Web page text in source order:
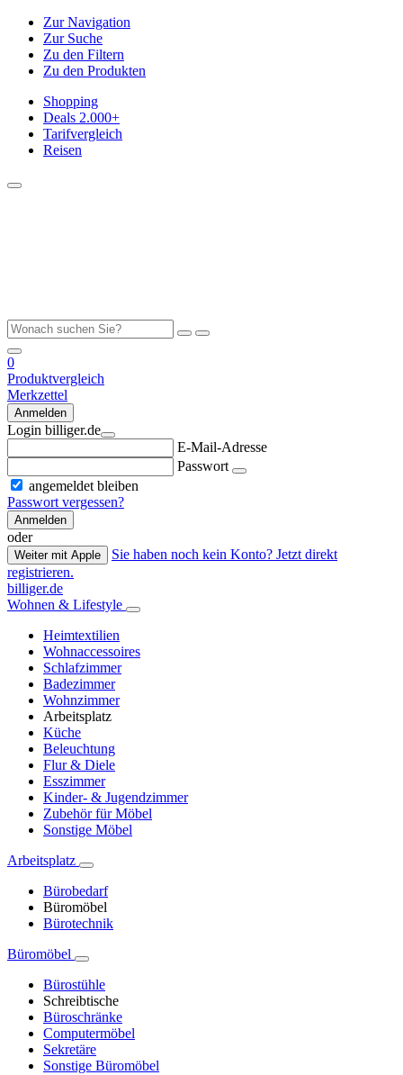
Zur Navigation
Zur Suche
Zu den Filtern
Zu den Produkten
Shopping
Deals 2.000+
Tarifvergleich
Reisen
0
Produktvergleich
Merkzettel
Anmelden
Login billiger.de
E-Mail-Adresse
Passwort
angemeldet bleiben
Passwort vergessen?
Anmelden
oder
Weiter mit Apple
Sie haben noch kein Konto? Jetzt direkt
registrieren.
billiger.de
Wohnen & Lifestyle
Heimtextilien
Wohnaccessoires
Schlafzimmer
Badezimmer
Wohnzimmer
Arbeitsplatz
Küche
Beleuchtung
Flur & Diele
Esszimmer
Kinder- & Jugendzimmer
Zubehör für Möbel
Sonstige Möbel
Arbeitsplatz
Bürobedarf
Büromöbel
Bürotechnik
Büromöbel
Bürostühle
Schreibtische
Büroschränke
Computermöbel
Sekretäre
Sonstige Büromöbel